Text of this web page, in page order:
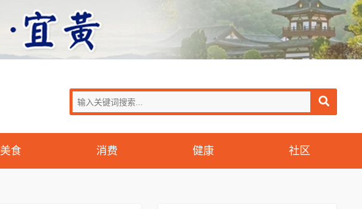
美食 消费 健康 社区